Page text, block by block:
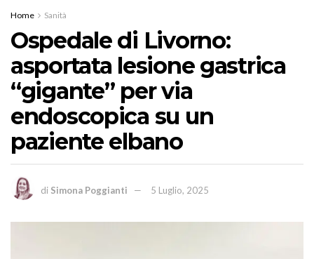
Home Sanità
Ospedale di Livorno:
asportata lesione gastrica
“gigante” per via
endoscopica su un
paziente elbano
di Simona Poggianti 5 Luglio, 2025